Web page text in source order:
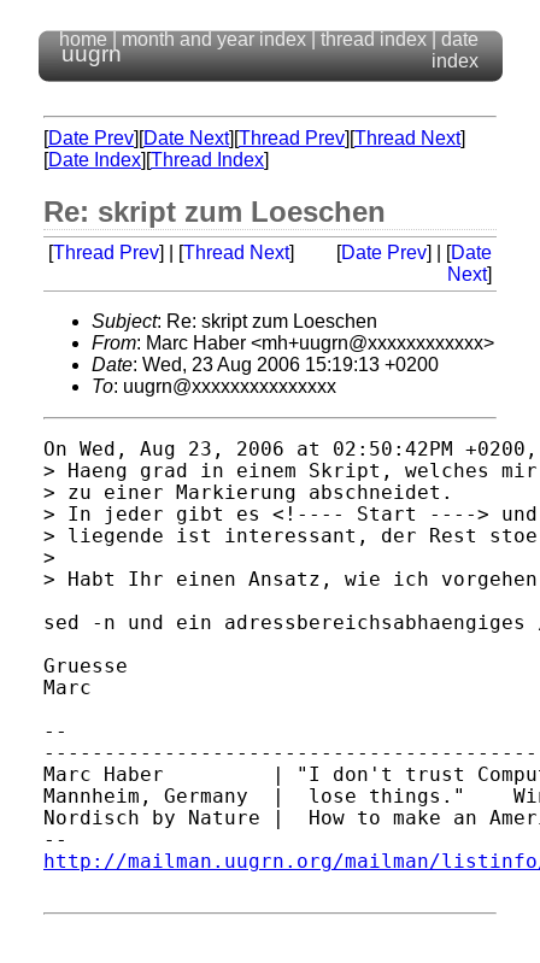
uugrn
home month and year index thread index
date
index
[Date Prev][Date Next][Thread Prev][Thread Next]
[Date Index][Thread Index]
Re: skript zum Loeschen
[Thread Prev] | [Thread Next] [Date Prev] | [Date
Next]
Subject: Re: skript zum Loeschen
From: Marc Haber <mh+uugrn@xxxxxxxxxxxx>
Date: Wed, 23 Aug 2006 15:19:13 +0200
To: uugrn@xxxxxxxxxxxxxxx
On Wed, Aug 23, 2006 at 02:50:42PM
> Haeng grad in einem Skript, welches
> zu einer Markierung abschneidet.
> In jeder gibt es <!---- Start ----> und
> liegende ist interessant, der Rest
>
> Habt Ihr einen Ansatz, wie ich vorgehen
sed -n und ein
Gruesse
Marc
--
Marc Haber         | "I don't trust
Mannheim, Germany  |  lose things."
Nordisch by Nature |  How to make an
http://mailman.uugrn.org/mailman/